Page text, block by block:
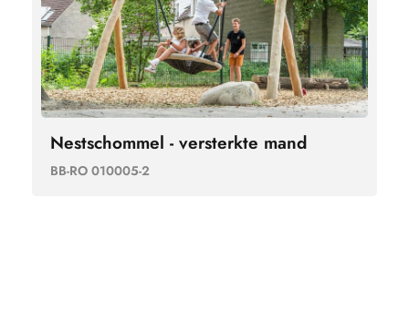
Nestschommel - versterkte mand
BB-RO 010005-2